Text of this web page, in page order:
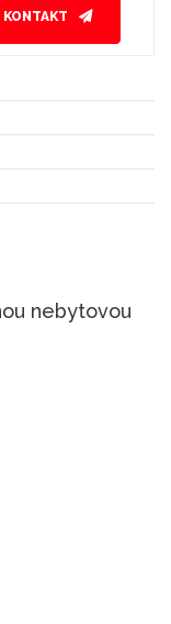
KONTAKT
nebytovou